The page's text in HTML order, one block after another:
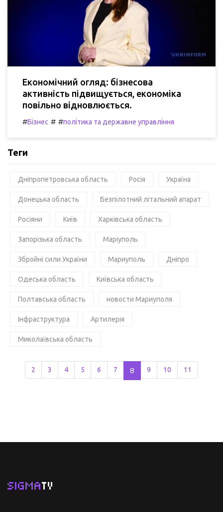
Економічний огляд: бізнесова
активність підвищується, економіка
повільно відновлюється.
#Бізнес # #політика та державне управління
Теги
Дніпропетровська область Росія Україна
Донецька область Безпілотний літальний апарат
Росіяни Київ Харківська область
Запорізька область Маріуполь
Збройні сили України Мариуполь Дніпро
Одеська область Київська область
Полтавська область новости Мариуполя
Інфраструктура Артилерія
Миколаївська область
2 3 4 5 6 7 8 9 10 11
SIGMATV